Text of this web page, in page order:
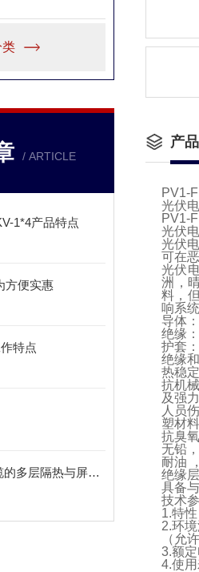
类
/ ARTICLE
1*4产品特点
方便实惠
特点
DJFFRP高温计算机电缆的多层隔热与屏蔽逻辑
产
PV1-
光伏
PV1-
光伏
光伏
可在
光伏
洲，
料，
响系
导体
绝缘
护套
绝缘
热稳
抗机
及强
人员
塑材
抗臭
无铅
耐油
绝缘
具备
技术
1.特
2.环
（允
3.额
4.使